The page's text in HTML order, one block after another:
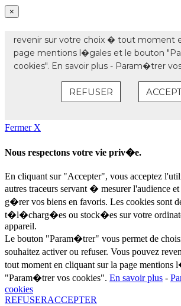
×
Fermer X
Nous respectons votre vie priv�e.
En cliquant sur "Accepter", vous acceptez
autres traceurs servant � mesurer l'audience
g�rer vos biens en favoris. Les cookies sont
t�l�charg�es ou stock�es sur votre
appareil.
Le bouton "Param�trer" vous permet de
souhaitez activer ou refuser. Vous pouvez
tout moment en cliquant sur la page mentions
"Param�trer vos cookies". En savoir plus -
cookies
REFUSERACCEPTER